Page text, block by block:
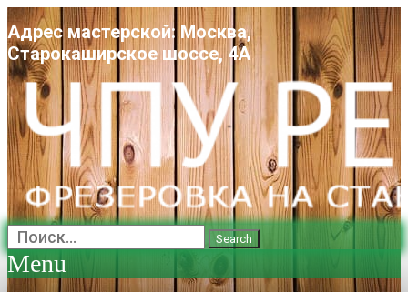
Адрес мастерской: Москва,
Старокаширское шоссе, 4А
Search
Menu